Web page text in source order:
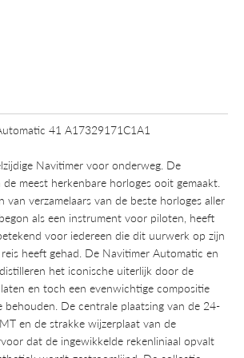
41 A17329171C1A1
Navitimer voor onderweg. De
meest herkenbare horloges ooit gemaakt.
van verzamelaars van de beste horloges aller
als een instrument voor piloten, heeft
voor iedereen die dit uurwerk op zijn
heeft gehad. De Navitimer Automatic en
het iconische uiterlijk door de
en toch een evenwichtige compositie
behouden. De centrale plaatsing van de 24-
en de strakke wijzerplaat van de
dat de ingewikkelde rekenliniaal opvalt